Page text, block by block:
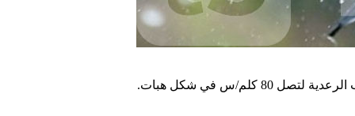
س في شكل هبات .